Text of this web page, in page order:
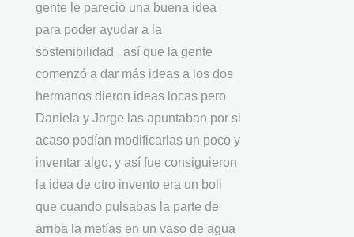
gente le pareció una buena idea
para poder ayudar a la
sostenibilidad , así que la gente
comenzó a dar más ideas a los dos
hermanos dieron ideas locas pero
Daniela y Jorge las apuntaban por si
acaso podían modificarlas un poco y
inventar algo, y así fue consiguieron
la idea de otro invento era un boli
que cuando pulsabas la parte de
arriba la metías en un vaso de agua